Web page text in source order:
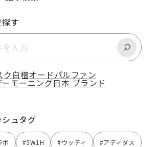
す
ク白檀オードパルファン
モーニング日本 ブランド
ュタグ
ボ #5W1H #ウッディ #アディダス